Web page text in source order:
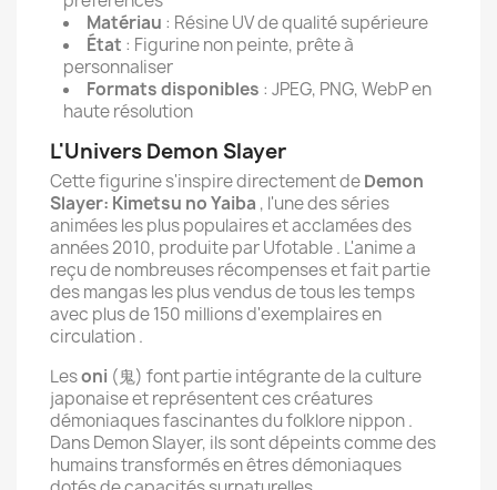
Matériau : Résine UV de qualité supérieure
État : Figurine non peinte, prête à
personnaliser
Formats disponibles : JPEG, PNG, WebP en
haute résolution
L'Univers Demon Slayer
Cette figurine s'inspire directement deDemon
Slayer: Kimetsu no Yaiba , l'une des séries
animées les plus populaires et acclamées des
années 2010, produite par Ufotable . L'anime a
reçu de nombreuses récompenses et fait partie
des mangas les plus vendus de tous les temps
avec plus de 150 millions d'exemplaires en
circulation .
Lesoni (鬼) font partie intégrante de la culture
japonaise et représentent ces créatures
démoniaques fascinantes du folklore nippon .
Dans Demon Slayer, ils sont dépeints comme des
humains transformés en êtres démoniaques